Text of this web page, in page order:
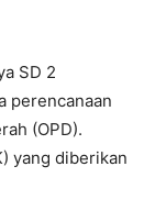
SD 2
perencanaan
(OPD).
yang diberikan